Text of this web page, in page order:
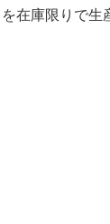
在庫限りで生